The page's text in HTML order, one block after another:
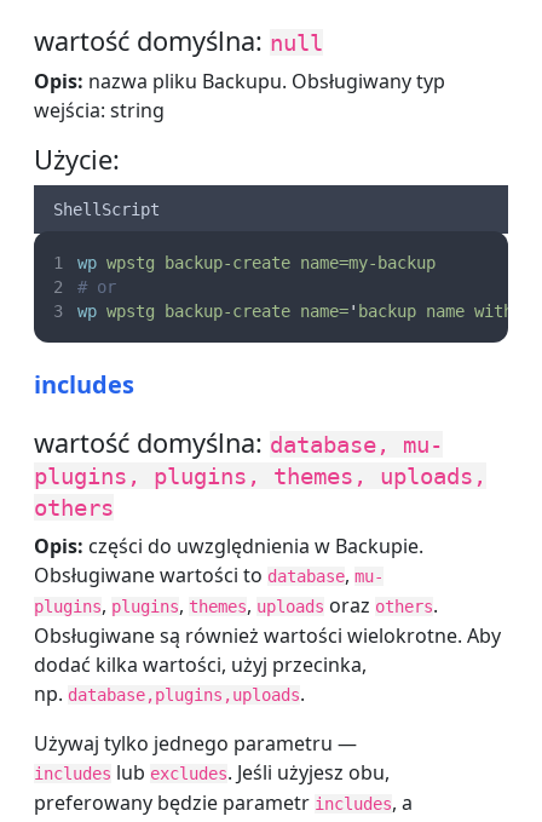
wartość domyślna: null
Opis: nazwa pliku Backupu. Obsługiwany typ
wejścia: string
Użycie:
ShellScript
wp wpstg backup-create name=my-backup
# or
wp wpstg backup-create name=' backup name with
includes
wartość domyślna: database, mu-
plugins, plugins, themes, uploads,
others
Opis: części do uwzględnienia w Backupie.
Obsługiwane wartości to database, mu-
plugins, plugins, themes, uploads oraz others.
Obsługiwane są również wartości wielokrotne. Aby
dodać kilka wartości, użyj przecinka,
np. database,plugins,uploads.
Używaj tylko jednego parametru —
includes lub excludes. Jeśli użyjesz obu,
preferowany będzie parametr includes, a